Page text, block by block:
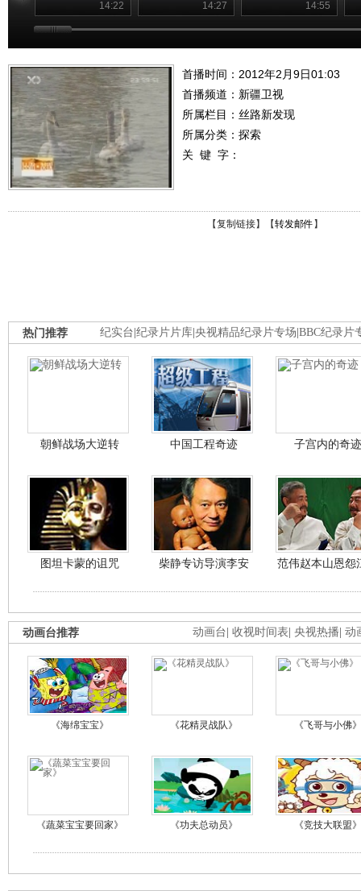
14:22 14:27 14:55
首播时间：2012年2月9日01:03
首播频道： 新疆卫视
所属栏目： 丝路新发现
所属分类：探索
关 键 字：
【复制链接】【转发邮件 】
纪实台 纪录片片库 央视精品纪录片专场 BBC纪录片
热门推荐
朝鲜战场大逆转 中国工程奇迹 子宫内的奇迹
图坦卡蒙的诅咒 柴静专访导演李安 范伟赵本山恩怨
动画台 收视时间表 央视热播 动
动画台推荐
《海绵宝宝》 《花精灵战队》 《飞哥与小佛》
《蔬菜宝宝要回家》 《功夫总动员》 《竞技大联盟》